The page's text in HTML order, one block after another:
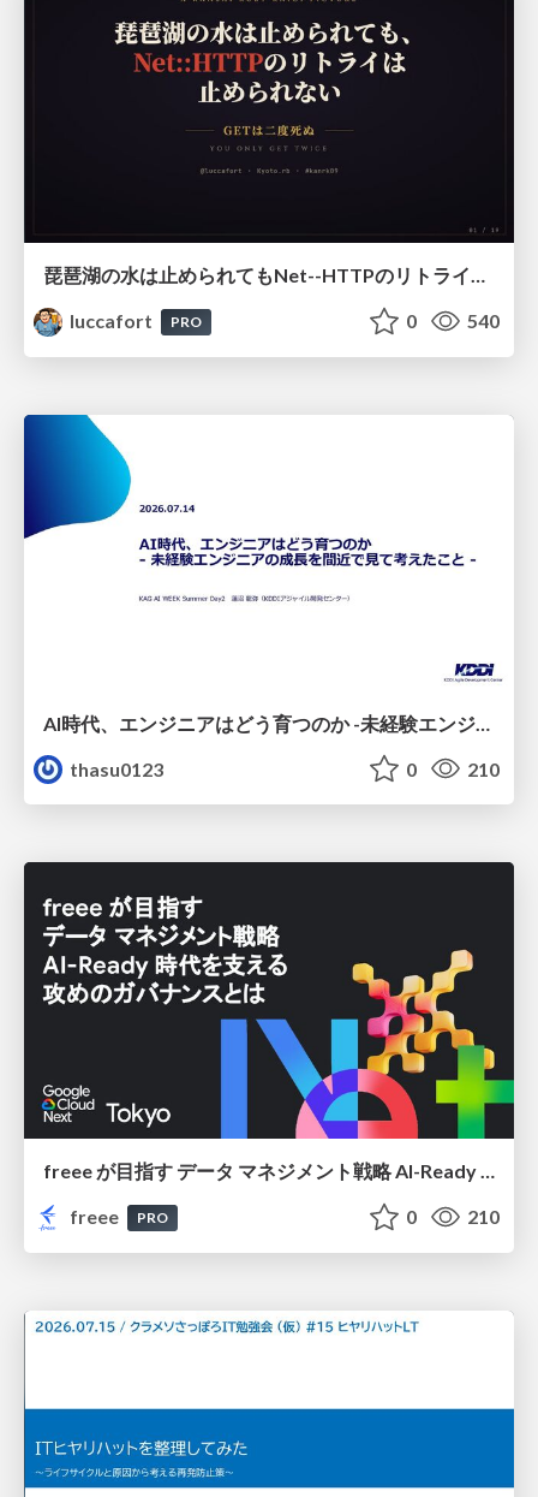
琵琶湖の水は止められてもNet--HTTPのリトライは止められない / You might be able to stop the water flow of Lake Biwa but you can't stop Net::HTTP retries
luccafort
PRO 0 540
thasu0123
0 210
freee が目指す データ マネジメント戦略 AI-Ready 時代を支える 攻めのガバナンスとは
freee
PRO 0 210